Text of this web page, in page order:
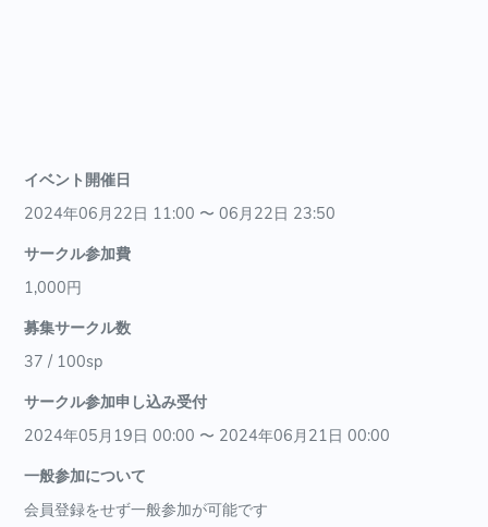
イベント開催日
2024年06月22日 11:00 〜 06月22日 23:50
サークル参加費
1,000円
募集サークル数
37 / 100sp
サークル参加申し込み受付
2024年05月19日 00:00 〜 2024年06月21日 00:00
一般参加について
会員登録をせず一般参加が可能です